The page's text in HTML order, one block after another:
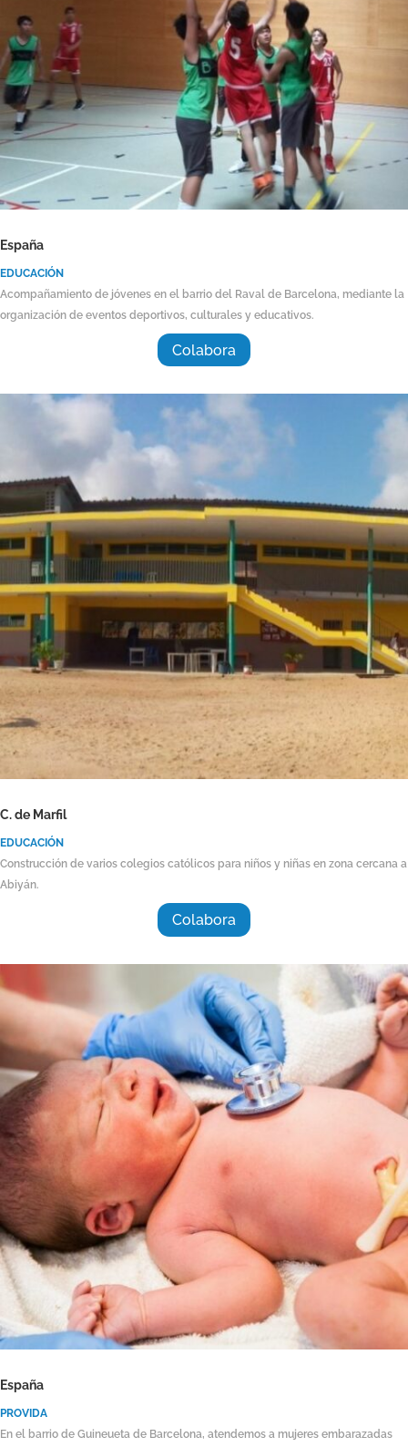
España
EDUCACIÓN
Acompañamiento de jóvenes en el barrio del Raval de Barcelona, mediante la
organización de eventos deportivos, culturales y educativos.
Colabora
C. de Marfil
EDUCACIÓN
Construcción de varios colegios católicos para niños y niñas en zona cercana a
Abiyán.
Colabora
España
PROVIDA
En el barrio de Guineueta de Barcelona, atendemos a mujeres embarazadas